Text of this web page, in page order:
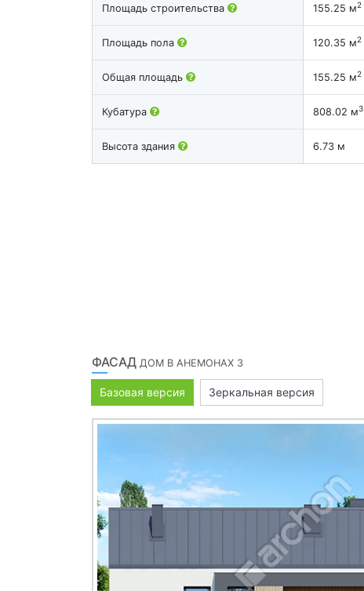
Площадь строительства 155.25 м2
Площадь пола 120.35 м2
Общая площадь 155.25 м2
Кубатура 808.02 м3
Высота здания 6.73 м
ФАСАД ДОМ В АНЕМОНАХ 3
Базовая версия Зеркальная версия